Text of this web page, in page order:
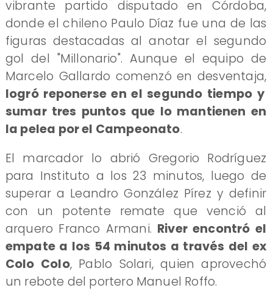
vibrante partido disputado en Córdoba,
donde el chileno Paulo Díaz fue una de las
figuras destacadas al anotar el segundo
gol del "Millonario". Aunque el equipo de
Marcelo Gallardo comenzó en desventaja,
logró reponerse en el segundo tiempo y
sumar tres puntos que lo mantienen en
la pelea por el Campeonato.
El marcador lo abrió Gregorio Rodríguez
para Instituto a los 23 minutos, luego de
superar a Leandro González Pírez y definir
con un potente remate que venció al
arquero Franco Armani. River encontró el
empate a los 54 minutos a través del ex
Colo Colo, Pablo Solari, quien aprovechó
un rebote del portero Manuel Roffo.